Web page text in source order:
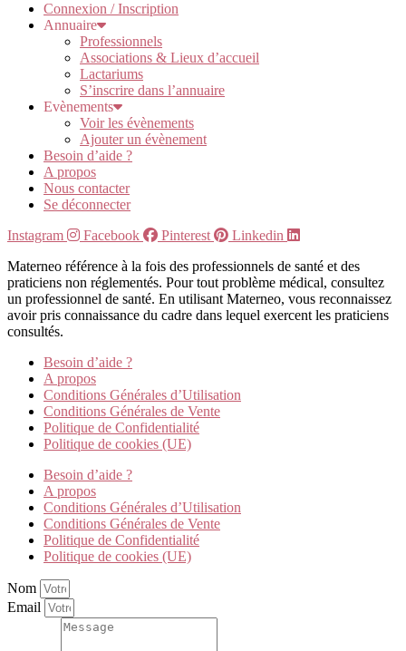
Connexion / Inscription
Annuaire
Professionnels
Associations & Lieux d’accueil
Lactariums
S’inscrire dans l’annuaire
Evènements
Voir les évènements
Ajouter un évènement
Besoin d’aide ?
A propos
Nous contacter
Se déconnecter
Instagram
Facebook Pinterest
Linkedin
Materneo référence à la fois des professionnels de santé et des
praticiens non réglementés. Pour tout problème médical, consultez
un professionnel de santé. En utilisant Materneo, vous reconnaissez
avoir pris connaissance du cadre dans lequel exercent les praticiens
consultés.
Besoin d’aide ?
A propos
Conditions Générales d’Utilisation
Conditions Générales de Vente
Politique de Confidentialité
Politique de cookies (UE)
Besoin d’aide ?
A propos
Conditions Générales d’Utilisation
Conditions Générales de Vente
Politique de Confidentialité
Politique de cookies (UE)
Nom
Email